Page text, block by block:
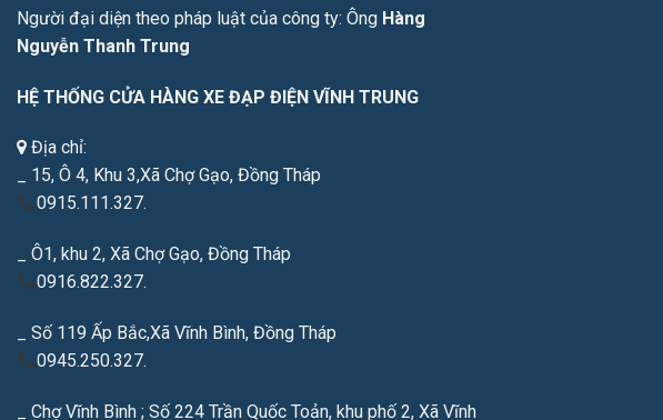
Người đại diện theo pháp luật của công ty: Ông Hàng
Nguyễn Thanh Trung
HỆ THỐNG CỬA HÀNG XE ĐẠP ĐIỆN VĨNH TRUNG
Địa chỉ:
_ 15, Ô 4, Khu 3,Xã Chợ Gạo, Đồng Tháp
0915.111.327.
_ Ô1, khu 2, Xã Chợ Gạo, Đồng Tháp
0916.822.327.
_ Số 119 Ấp Bắc,Xã Vĩnh Bình, Đồng Tháp
0945.250.327.
_ Chợ Vĩnh Bình ; Số 224 Trần Quốc Toản, khu phố 2, Xã Vĩnh